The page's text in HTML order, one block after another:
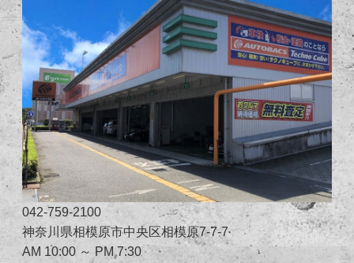
042-759-2100
神奈川県相模原市中央区相模原7-7-7
AM 10:00 ～ PM 7:30